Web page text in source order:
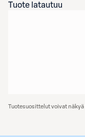
Tuote latautuu
Tuotesuosittelut voivat